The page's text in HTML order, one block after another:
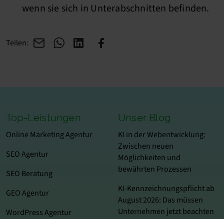
wenn sie sich in Unterabschnitten befinden.
Teilen:
Top-Leistungen
Online Marketing Agentur
SEO Agentur
SEO Beratung
GEO Agentur
WordPress Agentur
Unser Blog
KI in der Webentwicklung:
Zwischen neuen
Möglichkeiten und
bewährten Prozessen
KI-Kennzeichnungspflicht ab
August 2026: Das müssen
Unternehmen jetzt beachten